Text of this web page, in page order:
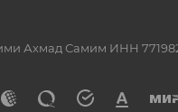
Ахмад Самим ИНН